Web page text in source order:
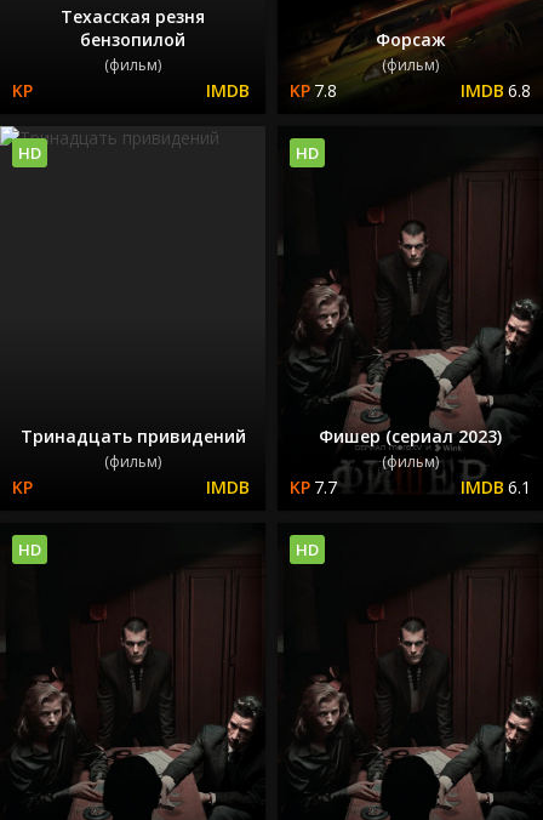
Техасская резня
бензопилой
(фильм)
Форсаж
(фильм)
7.8 6.8
Тринадцать привидений
(фильм)
HD
Фишер (сериал 2023)
(фильм)
7.7 6.1
HD
HD HD